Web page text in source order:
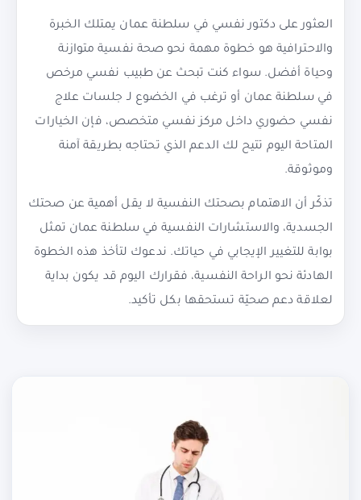
العثور على دكتور نفسي في سلطنة عمان يمتلك الخبرة
والاحترافية هو خطوة مهمة نحو صحة نفسية متوازنة
وحياة أفضل. سواء كنت تبحث عن طبيب نفسي مرخص
في سلطنة عمان أو ترغب في الخضوع لـ جلسات علاج
نفسي حضوري داخل مركز نفسي متخصص، فإن الخيارات
المتاحة اليوم تتيح لك الدعم الذي تحتاجه بطريقة آمنة
وموثوقة.
تذكّر أن الاهتمام بصحتك النفسية لا يقل أهمية عن صحتك
الجسدية، والاستشارات النفسية في سلطنة عمان تمثل
بوابة للتغيير الإيجابي في حياتك. ندعوك لتأخذ هذه الخطوة
الهادئة نحو الراحة النفسية، فقرارك اليوم قد يكون بداية
لعلاقة دعم صحيّة تستحقها بكل تأكيد.